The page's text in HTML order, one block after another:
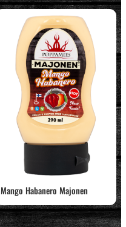
Mango Habanero Majonen